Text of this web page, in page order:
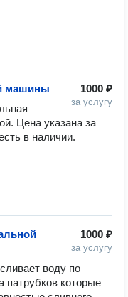
1000 ₽
за услугу
машины
Цена указана за
в наличии.
1000 ₽
за услугу
воду по
патрубков которые